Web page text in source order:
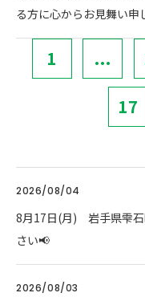
る方に心からお見舞い申
1 ...
17
2026/08/04
8月17日(月) 岩手県雫
さい📢
2026/08/03